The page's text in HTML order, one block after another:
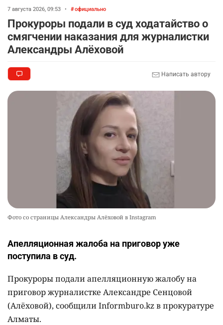
7 августа 2026, 09:53 • официально
Прокуроры подали в суд ходатайство о
смягчении наказания для журналистки
Александры Алёховой
Написать автору
Фото со страницы Александры Алёховой в Instagram
Апелляционная жалоба на приговор уже
поступила в суд.
Прокуроры подали апелляционную жалобу на
приговор журналистке Александре Сенцовой
(Алёховой), сообщили Informburo.kz в прокуратуре
Алматы.